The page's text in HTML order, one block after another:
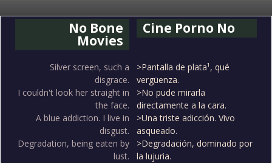
No Bone
Movies
Cine Porno No
Silver screen, such a
disgrace.
I couldn't look her straight in
the face.
A blue addiction. I live in
disgust.
Degradation, being eaten by
lust.
>Pantalla de plata¹, qué
vergüenza.
>No pude mirarla
directamente a la cara.
>Una triste adicción. Vivo
asqueado.
>Degradación, dominado por
la lujuria.